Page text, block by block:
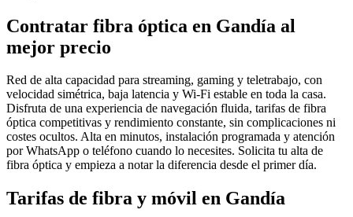
Contratar fibra óptica en Gandía al
mejor precio
Red de alta capacidad para streaming, gaming y teletrabajo, con
velocidad simétrica, baja latencia y Wi-Fi estable en toda la casa.
Disfruta de una experiencia de navegación fluida, tarifas de fibra
óptica competitivas y rendimiento constante, sin complicaciones ni
costes ocultos. Alta en minutos, instalación programada y atención
por WhatsApp o teléfono cuando lo necesites. Solicita tu alta de
fibra óptica y empieza a notar la diferencia desde el primer día.
Tarifas de fibra y móvil en Gandía